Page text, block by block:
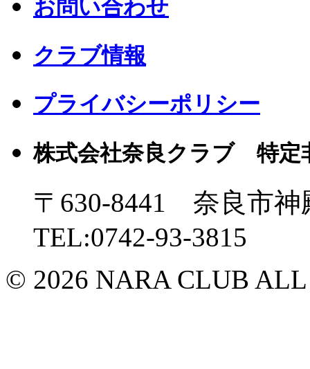
お問い合わせ
クラブ情報
プライバシーポリシー
株式会社奈良クラブ 特定
〒630-8441 奈良市
TEL:0742-93-3815
© 2026 NARA CLUB ALL